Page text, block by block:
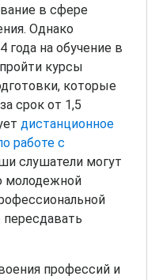
в сфере
Однако
года на обучение в
курсы
которые
срок от 1,5
дистанционное
работе с
слушатели могут
молодежной
пересдавать
профессий и